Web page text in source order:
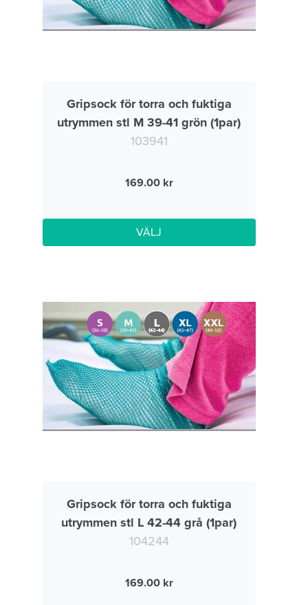
Gripsock för torra och fuktiga
utrymmen stl M 39-41 grön (1par)
103941
169.00
VÄLJ
Gripsock för torra och fuktiga
utrymmen stl L 42-44 grå (1par)
104244
169.00